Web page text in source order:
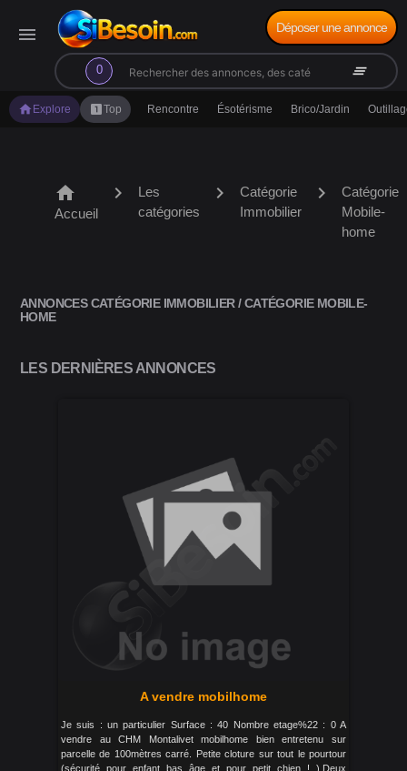
menu
0
search clear_all
Déposer une annonce
home Explore looks_oneTop Rencontre Ésotérisme Brico/Jardin
home
Accueil
chevron_right
Les
catégories
chevron_right
Catégorie
Immobilier
chevron_right
Catégorie
Mobile-
home
ANNONCES CATÉGORIE IMMOBILIER / CATÉGORIE MOBILE-
HOME
LES DERNIÈRES ANNONCES
A vendre mobilhome
Je suis : un particulier Surface : 40 Nombre etage%22 : 0 A
vendre au CHM Montalivet mobilhome bien entretenu sur
parcelle de 100mètres carré. Petite cloture sur tout le pourtour
(sécurité pour enfant bas âge et pour petit chien ! ).Deux